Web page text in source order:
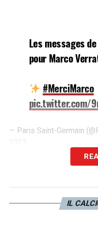
Les messages
pour Marco
#MerciMarco
pic.twitter.com/
— Paris Saint-Germain
2023
Il centrocampista
prima della partita
scoppiato in
IL